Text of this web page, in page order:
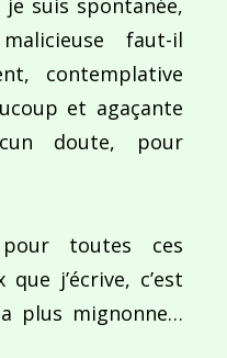
suis spontanée,
faut-il
contemplative
et agaçante
doute, pour
toutes ces
j’écrive, c’est
plus mignonne…